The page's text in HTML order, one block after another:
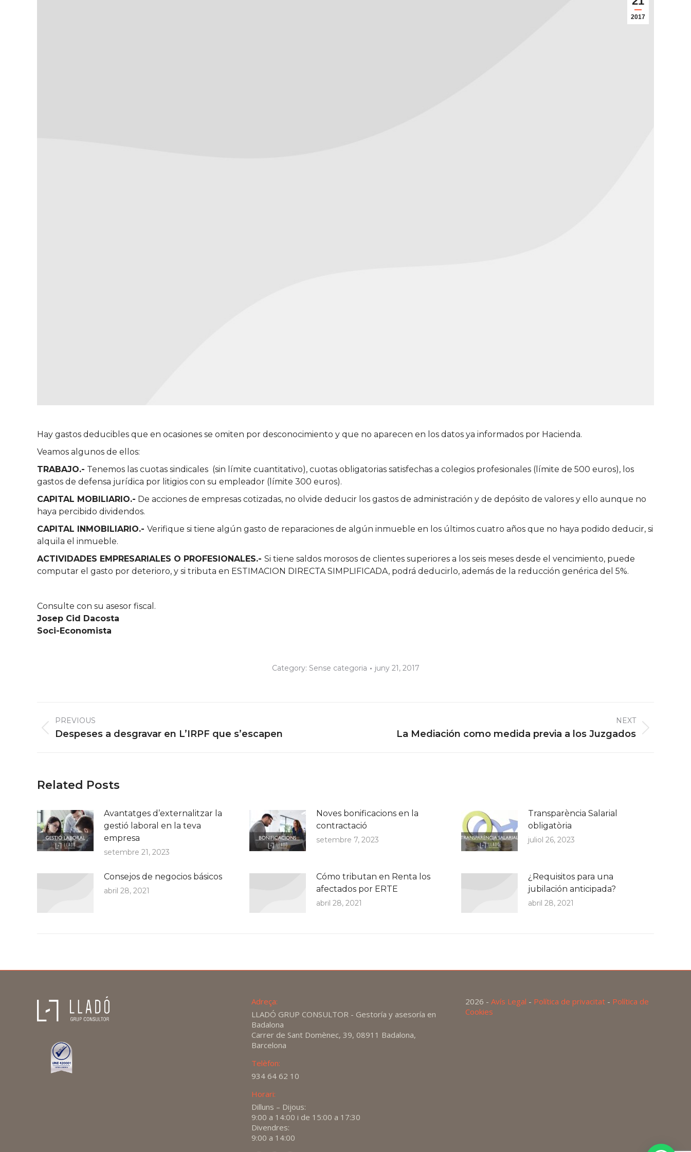
2017
Hay gastos deducibles que en ocasiones se omiten por desconocimiento y que no aparecen en los datos ya informados por Hacienda.
Veamos algunos de ellos:
TRABAJO.- Tenemos las cuotas sindicales (sin límite cuantitativo), cuotas obligatorias satisfechas a colegios profesionales (límite de 500 euros), los
gastos de defensa jurídica por litigios con su empleador (límite 300 euros).
CAPITAL MOBILIARIO.- De acciones de empresas cotizadas, no olvide deducir los gastos de administración y de depósito de valores y ello aunque no
haya percibido dividendos.
CAPITAL INMOBILIARIO.- Verifique si tiene algún gasto de reparaciones de algún inmueble en los últimos cuatro años que no haya podido deducir, si
alquila el inmueble.
ACTIVIDADES EMPRESARIALES O PROFESIONALES.- Si tiene saldos morosos de clientes superiores a los seis meses desde el vencimiento, puede
computar el gasto por deterioro, y si tributa en ESTIMACION DIRECTA SIMPLIFICADA, podrá deducirlo, además de la reducción genérica del 5%.
Consulte con su asesor fiscal.
Josep Cid Dacosta
Soci-Economista
Category: Sense categoria juny 21, 2017
navigation
PREVIOUS
Previous
Despeses a desgravar en L’IRPF que s’escapen
NEXT
La Mediación como medida previa a los Juzgados
Related Posts
Avantatges d’externalitzar la
gestió laboral en la teva
empresa
setembre 21, 2023
Noves bonificacions en la
contractació
setembre 7, 2023
Transparència Salarial
obligatòria
juliol 26, 2023
Consejos de negocios básicos
abril 28, 2021
Cómo tributan en Renta los
afectados por ERTE
abril 28, 2021
¿Requisitos para una
jubilación anticipada?
abril 28, 2021
Adreça:
LLADÓ GRUP CONSULTOR - Gestoría y asesoría en
Badalona
Carrer de Sant Domènec, 39, 08911 Badalona,
Barcelona
Telèfon:
934 64 62 10
Horari:
Dilluns – Dijous:
9:00 a 14:00 i de 15:00 a 17:30
Divendres:
9:00 a 14:00
2026 -Avís Legal - Política de privacitat - Política de
Cookies